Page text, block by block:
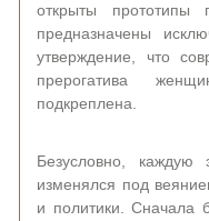
открыты прототипы
предназначены
утверждение, что
прерогатива
подкреплена.
Безусловно, каждую
изменялся под
и политики. Сначала